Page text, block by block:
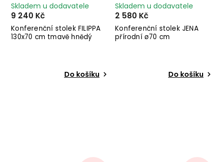
Konferenční stolek FILIPPA
130x70 cm tmavě hnědý
Skladem u dodavatele
9 240 Kč
Do košíku
Konferenční stolek JENA
přírodní ø70 cm
Skladem u dodavatele
2 580 Kč
Do košíku